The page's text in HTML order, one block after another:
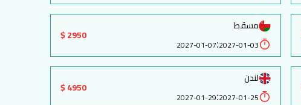
مسقط
2027-01-03
:
2027-01-07
2950 $
لندن
2027-01-25
:
2027-01-29
4950 $